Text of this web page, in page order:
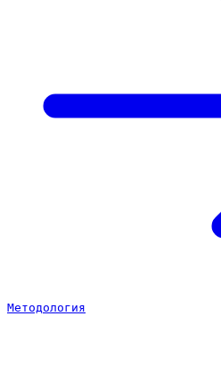
Методология